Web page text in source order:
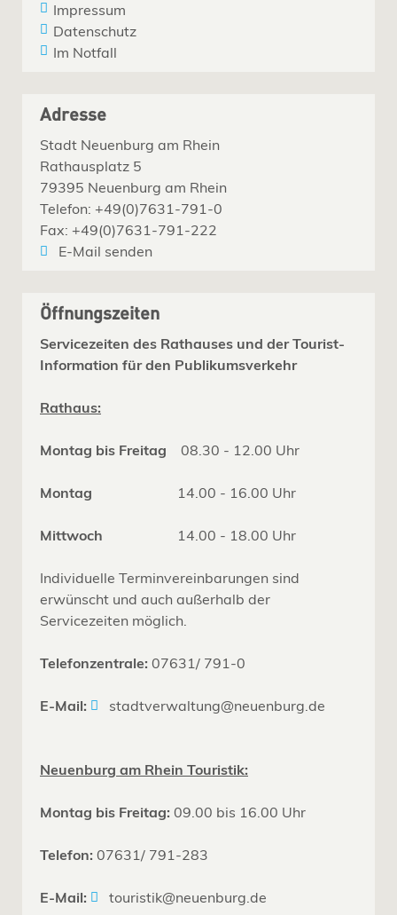
Impressum
Datenschutz
Im Notfall
Adresse
Stadt Neuenburg am Rhein
Rathausplatz 5
79395 Neuenburg am Rhein
Telefon: +49(0)7631-791-0
Fax: +49(0)7631-791-222
E-Mail senden
Öffnungszeiten
Servicezeiten des Rathauses und der Tourist-
Information für den Publikumsverkehr
Rathaus:
Montag bis Freitag 08.30 - 12.00 Uhr
Montag 14.00 - 16.00 Uhr
Mittwoch 14.00 - 18.00 Uhr
Individuelle Terminvereinbarungen sind
erwünscht und auch außerhalb der
Servicezeiten möglich.
Telefonzentrale: 07631/ 791-0
E-Mail: stadtverwaltung@neuenburg.de
Neuenburg am Rhein Touristik:
Montag bis Freitag: 09.00 bis 16.00 Uhr
Telefon: 07631/ 791-283
E-Mail: touristik@neuenburg.de